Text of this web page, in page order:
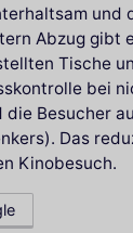
und
Abzug gibt
Tische
bei
Besucher
Das
Kinobesuch.